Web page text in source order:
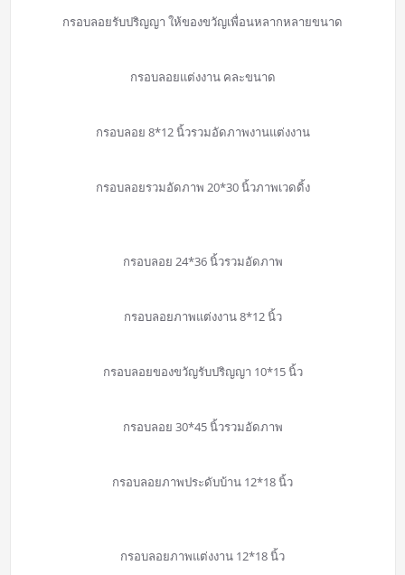
กรอบลอยรับปริญญา ให้ของขวัญเพื่อนหลากหลายขนาด
กรอบลอยแต่งงาน คละขนาด
กรอบลอย 8*12 นิ้วรวมอัดภาพงานแต่งงาน
กรอบลอยรวมอัดภาพ 20*30 นิ้วภาพเวดดิ้ง
กรอบลอย 24*36 นิ้วรวมอัดภาพ
กรอบลอยภาพแต่งงาน 8*12 นิ้ว
กรอบลอยของขวัญรับปริญญา 10*15 นิ้ว
กรอบลอย 30*45 นิ้วรวมอัดภาพ
กรอบลอยภาพประดับบ้าน 12*18 นิ้ว
กรอบลอยภาพแต่งงาน 12*18 นิ้ว